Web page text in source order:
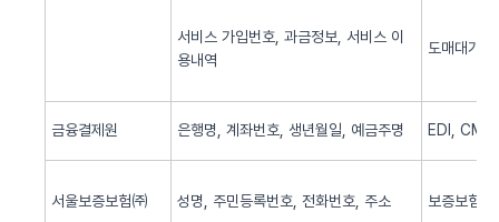
서비스 가입번호, 과금정보, 서비스 이
용내역
도매대가
금융결제원 은행명, 계좌번호, 생년월일, 예금주명 EDI, CMS
서울보증보험㈜ 성명, 주민등록번호, 전화번호, 주소 보증보험